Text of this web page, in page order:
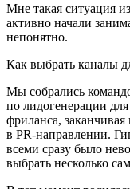
Мне такая ситуация
активно начали
непонятно.
Как выбрать каналы
Мы собрались
по лидогенерации
фриланса,
в PR-направлении.
всеми сразу было
выбрать несколько